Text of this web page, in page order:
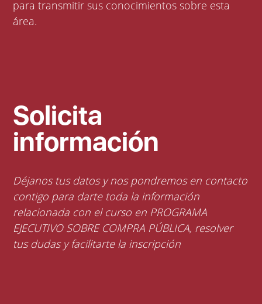
para transmitir sus conocimientos sobre esta
área.
Solicita
información
Déjanos tus datos y nos pondremos en contacto
contigo para darte toda la información
relacionada con el curso en PROGRAMA
EJECUTIVO SOBRE COMPRA PÚBLICA, resolver
tus dudas y facilitarte la inscripción